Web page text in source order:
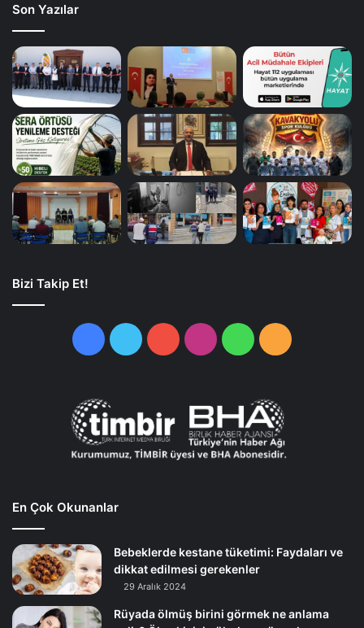
Son Yazılar
Bizi Takip Et!
FacebookTwitterYouTubeInstagramWhatsApp
RSS
En Çok Okunanlar
Bebeklerde kestane tüketimi: Faydaları ve
dikkat edilmesi gerekenler
29 Aralık 2024
Rüyada ölmüş birini görmek ne anlama